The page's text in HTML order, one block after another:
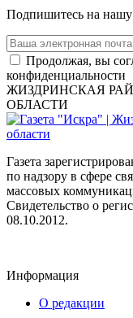
Подпишитесь на нашу
Продолжая, вы
конфиденциальности
ЖИЗДРИНСКАЯ
ОБЛАСТИ
Газета
по надзору в сфере
массовых
Свидетельство о
08.10.2012.
Информация
О редакции